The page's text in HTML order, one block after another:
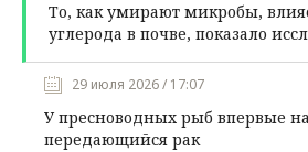
То, как умирают микробы,
углерода в почве, показало
29 июля 2026 / 17:07
У пресноводных рыб впервые
передающийся рак